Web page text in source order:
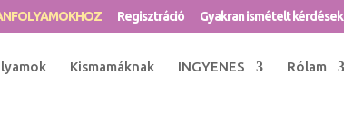
Regisztráció Gyakran ismételt kérdések
Kismamáknak INGYENES Rólam